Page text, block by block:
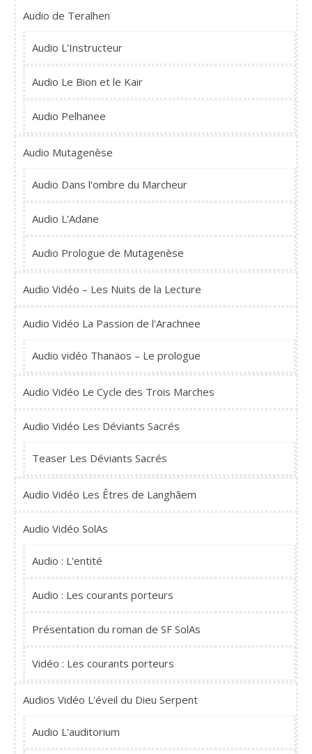
Audio de Teralhen
Audio L'Instructeur
Audio Le Bion et le Kair
Audio Pelhanee
Audio Mutagenèse
Audio Dans l'ombre du Marcheur
Audio L'Adane
Audio Prologue de Mutagenèse
Audio Vidéo – Les Nuits de la Lecture
Audio Vidéo La Passion de l'Arachnee
Audio vidéo Thanäos – Le prologue
Audio Vidéo Le Cycle des Trois Marches
Audio Vidéo Les Déviants Sacrés
Teaser Les Déviants Sacrés
Audio Vidéo Les Êtres de Langhãem
Audio Vidéo SolAs
Audio : L'entité
Audio : Les courants porteurs
Présentation du roman de SF SolAs
Vidéo : Les courants porteurs
Audios Vidéo L'éveil du Dieu Serpent
Audio L'auditorium